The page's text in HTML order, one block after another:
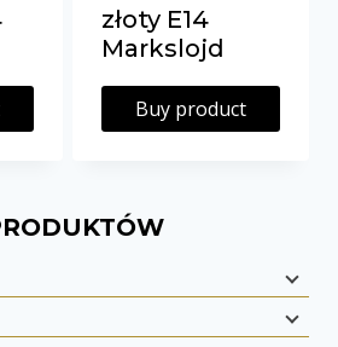
złoty E14
Markslojd
Buy product